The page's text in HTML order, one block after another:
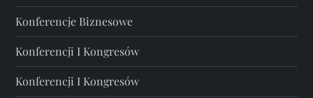
Konferencje Biznesowe
Konferencji I Kongresów
Konferencji I Kongresów